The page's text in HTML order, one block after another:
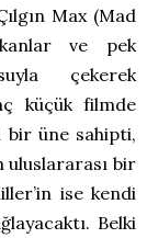
Max (Mad
ve pek
çekerek
küçük filmde
bir üne sahipti,
uluslararası bir
ise kendi
Belki